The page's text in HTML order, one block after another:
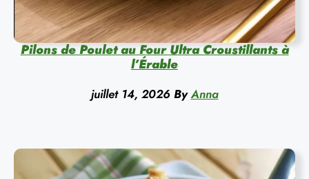
Pilons de Poulet au Four Ultra Croustillants à
l’Érable
juillet 14, 2026 By Anna